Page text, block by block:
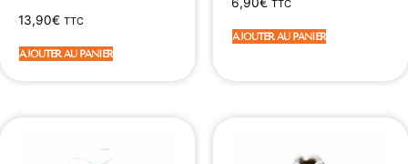
13,90€ TTC
AJOUTER AU PANIER
TTC
AJOUTER AU PANIER